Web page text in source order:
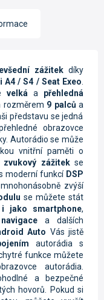
zážitek díky
A4 / S4 / Seat Exeo
velká a přehledná
rozměrem 9 palcůa
představu se jedná
obrazovce
Autorádio se může
vnitřní paměti o
zvukový zážitekse
moderní funkcí DSP
zvýší
se můžete stát
i jako smartphone,
a dalších
Auto Vás jistě
autorádia s
funkce můžete
autorádia.
a bezpečné
hovorů. Pokud si